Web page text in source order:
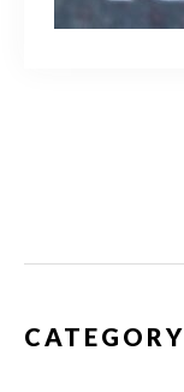
CATEGORY